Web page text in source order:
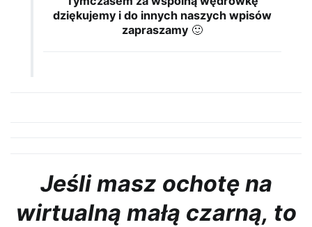
dziękujemy i do innych naszych wpisów
zapraszamy 🙂
Jeśli masz ochotę na
wirtualną małą czarną, to